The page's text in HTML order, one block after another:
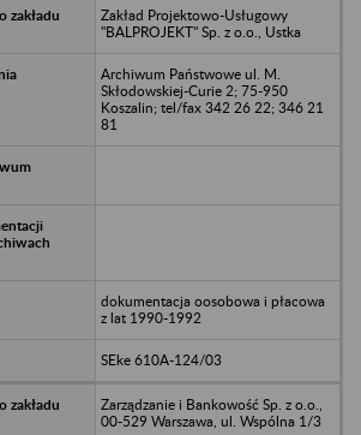
Zakład Projektowo-Usługowy
"BALPROJEKT" Sp. z o.o., Ustka
Archiwum Państwowe ul. M.
Skłodowskiej-Curie 2; 75-950
Koszalin; tel/fax 342 26 22; 346 21
81
dokumentacja oosobowa i płacowa
z lat 1990-1992
SEke 610A-124/03
Zarządzanie i Bankowość Sp. z o.o.,
00-529 Warszawa, ul. Wspólna 1/3